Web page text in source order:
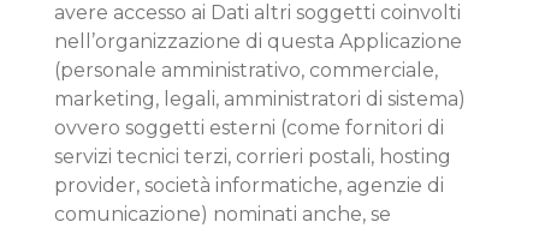
avere accesso ai Dati altri soggetti coinvolti
nell’organizzazione di questa Applicazione
(personale amministrativo, commerciale,
marketing, legali, amministratori di sistema)
ovvero soggetti esterni (come fornitori di
servizi tecnici terzi, corrieri postali, hosting
provider, società informatiche, agenzie di
comunicazione) nominati anche, se